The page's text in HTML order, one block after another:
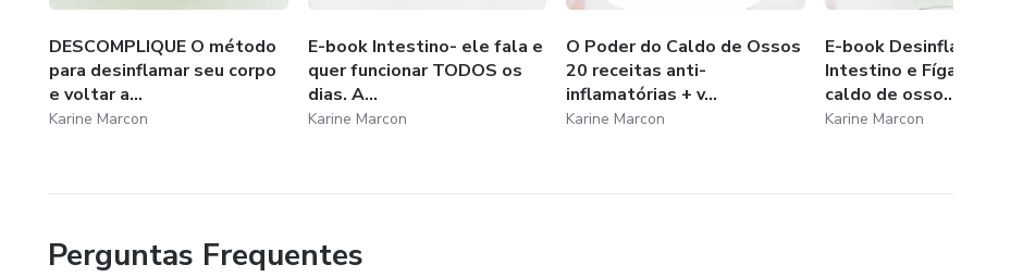
Ação!
Acesse o curso e o e-book hoje mesmo e comece a sua transformação. Seu futuro saudável e vibrante está a apenas
um clique de distância.
DESCOMPLIQUE O método
para desinflamar seu corpo
e voltar a...
Karine Marcon
E-book Intestino- ele fala e
quer funcionar TODOS os
dias. A...
Karine Marcon
O Poder do Caldo de Ossos
20 receitas anti-
inflamatórias + v...
Karine Marcon
E-book Desinflame seu
Intestino e Fígado com o
caldo de osso...
Karine Marcon
Perguntas Frequentes